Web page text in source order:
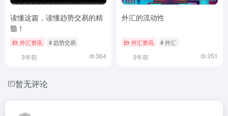
读懂这篇，读懂趋势交易的精
髓！
外汇资讯 # 趋势交易
3年前 364
外汇的流动性
外汇资讯 # 外汇
3年前 351
暂无评论